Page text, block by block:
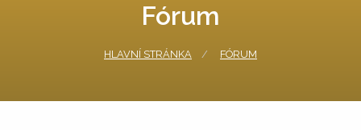
Fórum
HLAVNÍ STRÁNKA FÓRUM